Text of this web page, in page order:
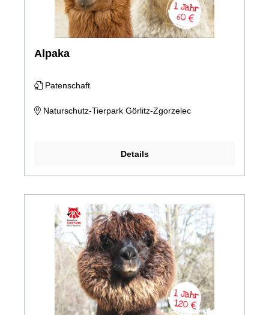
Alpaka
Patenschaft
Naturschutz-Tierpark Görlitz-Zgorzelec
Details